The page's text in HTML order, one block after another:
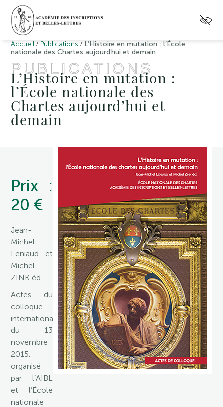
Accueil / Publications / L’Histoire en mutation : l’École
nationale des Chartes aujourd’hui et demain
PUBLICATIONS
L’Histoire en mutation :
l’École nationale des
Chartes aujourd’hui et
demain
Prix :
20 €
Jean-
Michel
Leniaud et
Michel
ZINK éd.
Actes du
colloque
international
du 13
novembre
2015,
organisé
par l’AIBL
et l’École
nationale